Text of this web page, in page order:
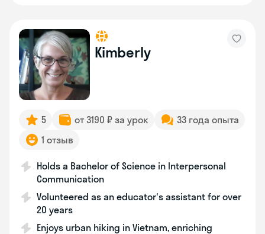
Kimberly
5 от 3190 ₽ за урок
33 года опыта
1 отзыв
Holds a Bachelor of Science in Interpersonal
Communication
Volunteered as an educator's assistant for over
20 years
Enjoys urban hiking in Vietnam, enriching